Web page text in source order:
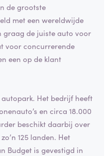
de grootste
met een wereldwijde
graag de juiste auto voor
voor concurrerende
een op de klant
Het bedrijf heeft
en circa 18.000
beschikt daarbij over
125 landen. Het
Budget is gevestigd in